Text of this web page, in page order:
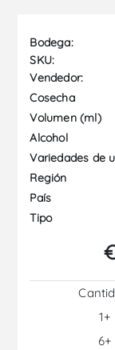
Bodega:
SKU:
Vendedor:
Cosecha
Volumen (ml)
Alcohol
Variedades de
Región
País
Tipo
1+
6+